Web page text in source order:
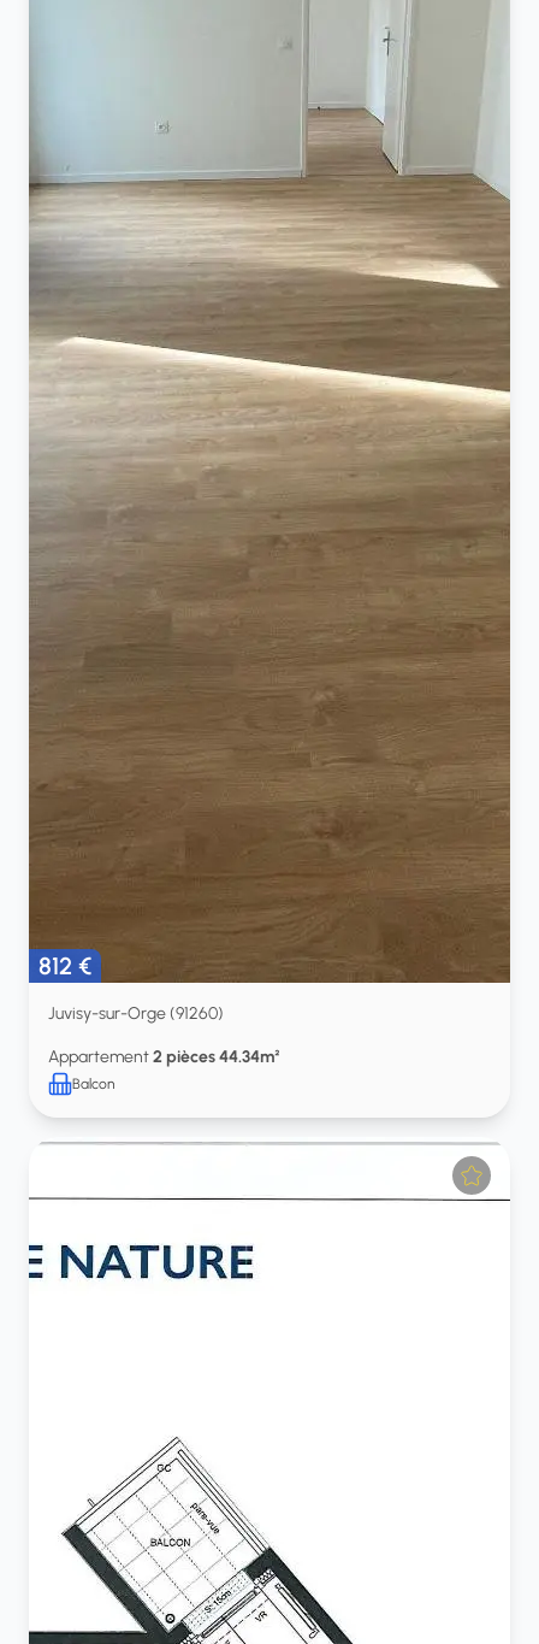
812 €
Juvisy-sur-Orge (91260)
Appartement2 pièces 44.34m²
Balcon